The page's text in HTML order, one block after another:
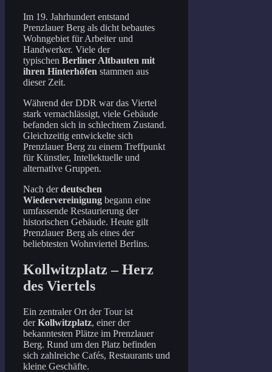
Im 19. Jahrhundert entstand
Prenzlauer Berg als dicht bebautes
Wohngebiet für Arbeiter und
Handwerker. Viele der
typischen Berliner Altbauten mit
ihren Hinterhöfen stammen aus
dieser Zeit.
Während der DDR war das Viertel
stark vernachlässigt, viele Gebäude
befanden sich in schlechtem Zustand.
Gleichzeitig entwickelte sich
Prenzlauer Berg zu einem Treffpunkt
für Künstler, Intellektuelle und
alternative Gruppen.
Nach derdeutschen
Wiedervereinigung begann eine
umfassende Restaurierung der
historischen Gebäude. Heute gilt
Prenzlauer Berg als eines der
beliebtesten Wohnviertel Berlins.
Kollwitzplatz – Herz
des Viertels
Ein zentraler Ort der Tour ist
derKollwitzplatz, einer der
bekanntesten Plätze im Prenzlauer
Berg. Rund um den Platz befinden
sich zahlreiche Cafés, Restaurants und
kleine Geschäfte.